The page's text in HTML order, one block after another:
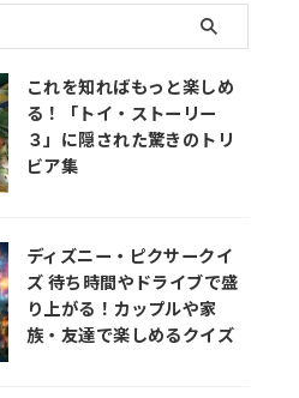
これを知ればもっと楽しめ
る！「トイ・ストーリー
３」に隠された驚きのトリ
ビア集
ディズニー・ピクサークイ
ズ 待ち時間やドライブで盛
り上がる！カップルや家
族・友達で楽しめるクイズ